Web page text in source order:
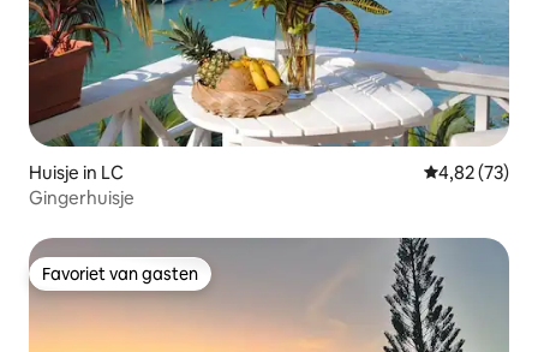
Huisje in LC Gemiddelde
4,82 (73)
Gingerhuisje
Favoriet van gasten
Favoriet van gasten